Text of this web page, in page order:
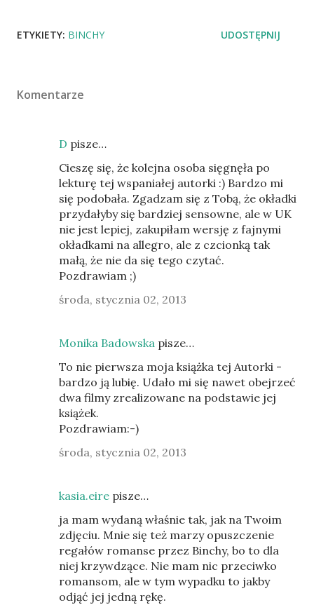
ETYKIETY: BINCHY UDOSTĘPNIJ
Komentarze
D pisze…
Cieszę się, że kolejna osoba sięgnęła po
lekturę tej wspaniałej autorki :) Bardzo mi
się podobała. Zgadzam się z Tobą, że okładki
przydałyby się bardziej sensowne, ale w UK
nie jest lepiej, zakupiłam wersję z fajnymi
okładkami na allegro, ale z czcionką tak
małą, że nie da się tego czytać.
Pozdrawiam ;)
środa, stycznia 02, 2013
Monika Badowska pisze…
To nie pierwsza moja książka tej Autorki -
bardzo ją lubię. Udało mi się nawet obejrzeć
dwa filmy zrealizowane na podstawie jej
książek.
Pozdrawiam:-)
środa, stycznia 02, 2013
kasia.eire pisze…
ja mam wydaną właśnie tak, jak na Twoim
zdjęciu. Mnie się też marzy opuszczenie
regałów romanse przez Binchy, bo to dla
niej krzywdzące. Nie mam nic przeciwko
romansom, ale w tym wypadku to jakby
odjąć jej jedną rękę.